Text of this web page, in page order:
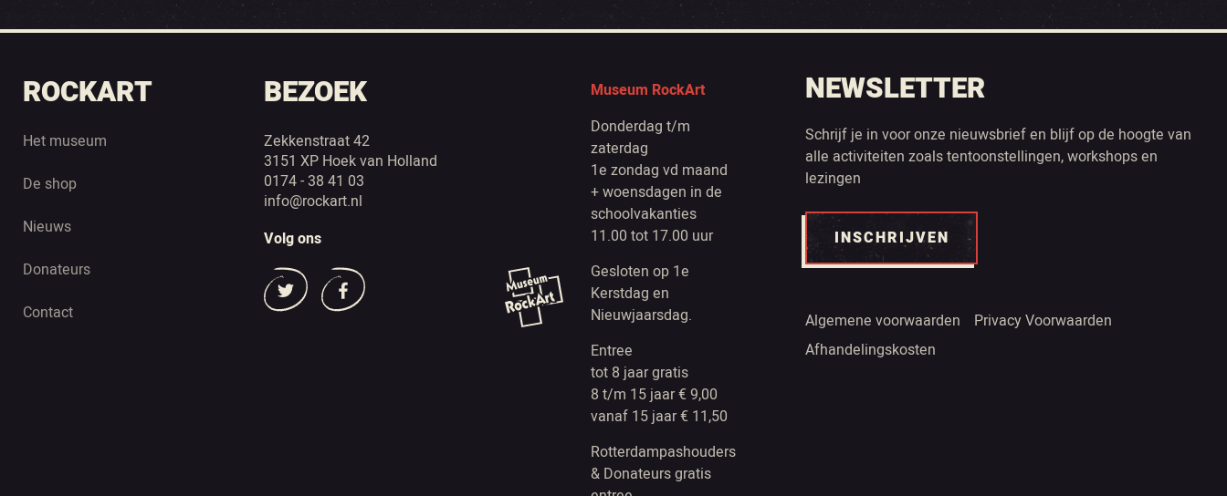
ROCKART
Het museum
De shop
Nieuws
Donateurs
Contact
BEZOEK
Zekkenstraat 42
3151 XP Hoek van Holland
0174 - 38 41 03
info@rockart.nl
Volg ons
Museum RockArt
Donderdag t/m
zaterdag
1e zondag vd maand
+ woensdagen in de
schoolvakanties
11.00 tot 17.00 uur
Gesloten op 1e
Kerstdag en
Nieuwjaarsdag.
Entree
tot 8 jaar gratis
8 t/m 15 jaar € 9,00
vanaf 15 jaar € 11,50
Rotterdampashouders
& Donateurs gratis
NEWSLETTER
Schrijf je in voor onze nieuwsbrief en blijf op de hoogte van
alle activiteiten zoals tentoonstellingen, workshops en
lezingen
INSCHRIJVEN
Algemene voorwaarden
Privacy Voorwaarden
Afhandelingskosten